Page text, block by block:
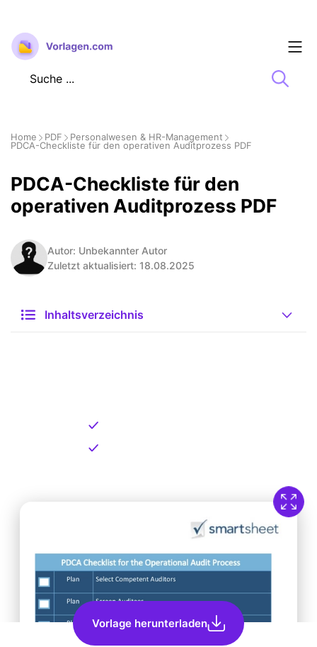
Zum
Inhalt
springen
Home PDF
Personalwesen & HR-Management
PDCA-Checkliste für den operativen Auditprozess PDF
PDCA-Checkliste für den
operativen Auditprozess PDF
Autor: Unbekannter Autor
Zuletzt aktualisiert: 18.08.2025
Inhaltsverzeichnis
Vorlage herunterladen